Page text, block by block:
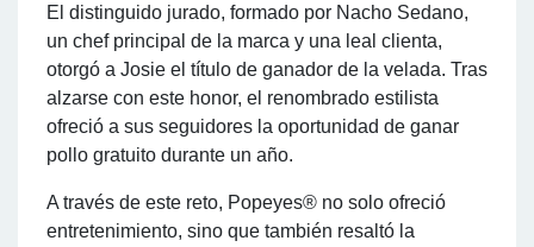
El distinguido jurado, formado por Nacho Sedano,
un chef principal de la marca y una leal clienta,
otorgó a Josie el título de ganador de la velada. Tras
alzarse con este honor, el renombrado estilista
ofreció a sus seguidores la oportunidad de ganar
pollo gratuito durante un año.
A través de este reto, Popeyes® no solo ofreció
entretenimiento, sino que también resaltó la